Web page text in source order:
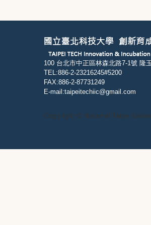
100 台北市中正區林森北路7-1號 隆
TEL:886-2-23216245#5200
FAX:886-2-87731249
E-mail:taipeitechiic@gmail.com
Copyright © National Taipei